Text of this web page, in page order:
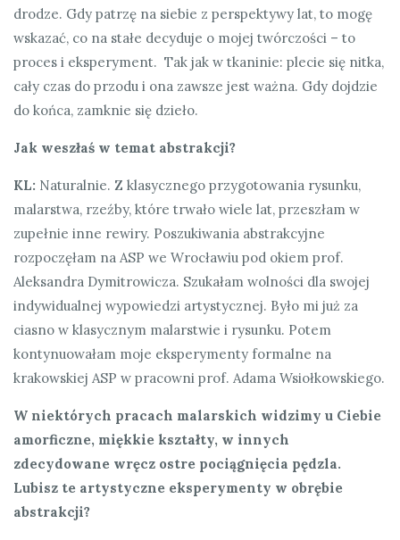
drodze. Gdy patrzę na siebie z perspektywy lat, to mogę
wskazać, co na stałe decyduje o mojej twórczości – to
proces i eksperyment. Tak jak w tkaninie: plecie się nitka,
cały czas do przodu i ona zawsze jest ważna. Gdy dojdzie
do końca, zamknie się dzieło.
Jak weszłaś w temat abstrakcji?
KL: Naturalnie. Z klasycznego przygotowania rysunku,
malarstwa, rzeźby, które trwało wiele lat, przeszłam w
zupełnie inne rewiry. Poszukiwania abstrakcyjne
rozpoczęłam na ASP we Wrocławiu pod okiem prof.
Aleksandra Dymitrowicza. Szukałam wolności dla swojej
indywidualnej wypowiedzi artystycznej. Było mi już za
ciasno w klasycznym malarstwie i rysunku. Potem
kontynuowałam moje eksperymenty formalne na
krakowskiej ASP w pracowni prof. Adama Wsiołkowskiego.
W niektórych pracach malarskich widzimy u Ciebie
amorficzne, miękkie kształty, w innych
zdecydowane wręcz ostre pociągnięcia pędzla.
Lubisz te artystyczne eksperymenty w obrębie
abstrakcji?